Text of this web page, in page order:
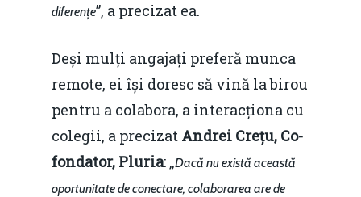
diferențe”, a precizat ea.
Deși mulți angajați preferă munca
remote, ei își doresc să vină la birou
pentru a colabora, a interacționa cu
colegii, a precizat Andrei Crețu, Co-
fondator, Pluria: „Dacă nu există această
oportunitate de conectare, colaborarea are de